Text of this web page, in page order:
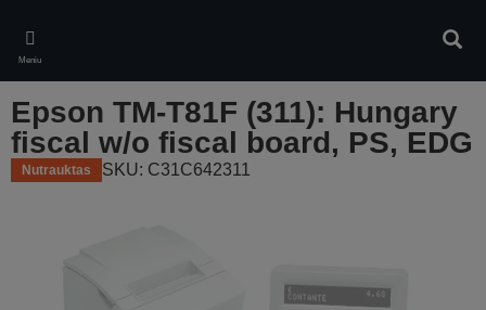
main
content
Meniu
Epson TM-T81F (311): Hungary
fiscal w/o fiscal board, PS, EDG
Nutrauktas SKU: C31C642311